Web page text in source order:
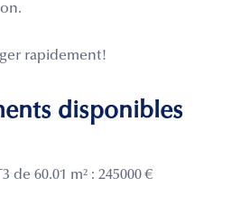
rapidement!
disponibles
de 60.01 m² : 245000 €